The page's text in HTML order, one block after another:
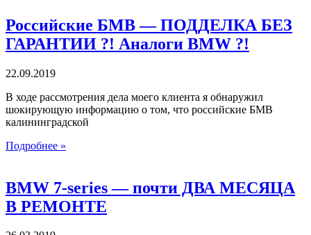
Российские БМВ — ПОДДЕЛКА БЕЗ
ГАРАНТИИ ?! Аналоги BMW ?!
22.09.2019
В ходе рассмотрения дела моего клиента я обнаружил
шокирующую информацию о том, что российские БМВ
калининградской
Подробнее »
BMW 7-series — почти ДВА МЕСЯЦА
В РЕМОНТЕ